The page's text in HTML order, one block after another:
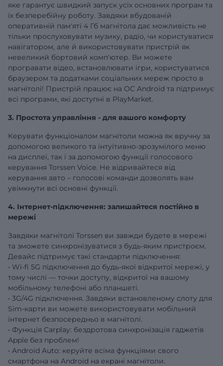
яке гарантує швидкий запуск усіх основних програм та
їх безперебійну роботу. Завдяки вбудованій
оперативній пам'яті 4 Гб магнітола дає можливість не
тільки прослуховувати музику, радіо, чи користуватися
навігатором, але й використовувати пристрій як
невеликий бортовий комп'ютер. Ви можете
програвати відео, встановлювати ігри, користуватися
браузером та додатками соціальних мереж просто в
магнітолі! Пристрій працює на ОС Android та підтримує
всі програми, які доступні в PlayMarket.
3. Простота управління - для вашого комфорту
Керувати функціоналом магнітоли можна як вручну за
допомогою великого та інтуїтивно-зрозумілого меню
на дисплеї, так і за допомогою функції голосового
керування Torssen Voice. Не відривайтеся від
керування авто – голосові команди дозволять вам
увімкнути всі основні функції.
4. Інтернет-підключення: залишайтеся постійно в
мережі
Завдяки магнітолі Torssen ви завжди будете в мережі
та зможете синхронізуватися з будь-яким пристроєм.
Девайс підтримує такі стандарти підключення:
• Wi-fi 5G підключення до будь-якої відкритої мережі, у
тому числі — точки доступу, відкритої на вашому
мобільному телефоні або планшеті.
• 3G/4G підключення. Завдяки встановленому слоту для
Sim-карти ви можете використовувати мобільний
інтернет безпосередньо в магнітолі.
• Функція Carplay: бездротова синхронізація гаджетів
Apple без проблем!
• Android Auto: керуйте всіма функціями свого
смартфона на Android на екрані магнітоли.